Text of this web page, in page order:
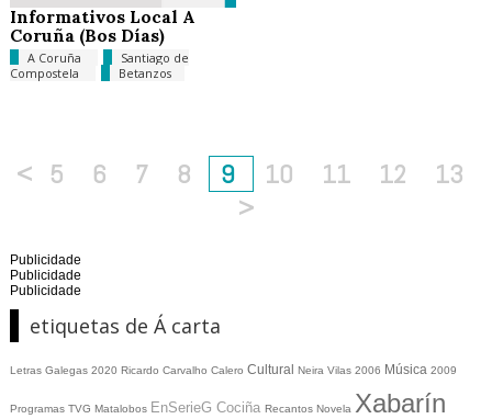
Informativos Local A
Coruña (Bos Días)
A Coruña
Santiago de
Compostela
Betanzos
< 5 6 7 8 9 10 11 12
13
>
Publicidade
Publicidade
Publicidade
etiquetas de Á carta
Letras Galegas 2020 Ricardo Carvalho Calero Cultural Neira Vilas 2006 Música 2009
Programas TVG Matalobos EnSerieG Cociña Recantos Novela Xabarín